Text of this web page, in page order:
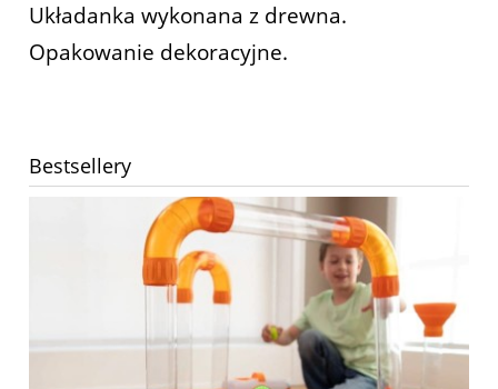
Układanka wykonana z drewna.
Opakowanie dekoracyjne.
Bestsellery